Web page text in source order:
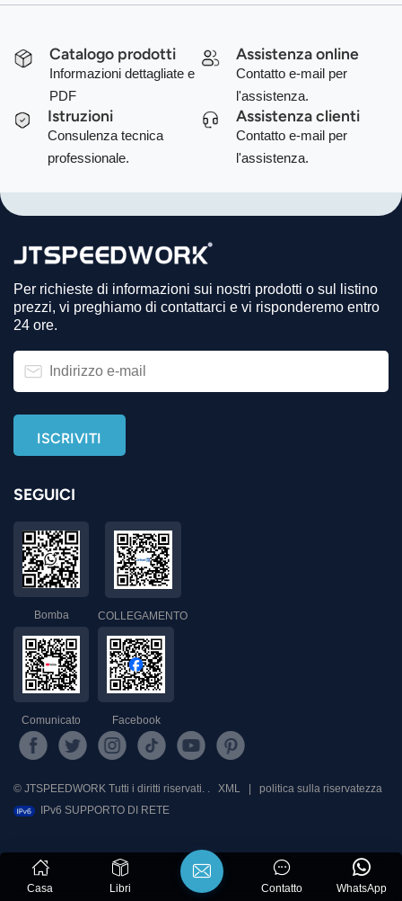
Catalogo prodotti
Informazioni dettagliate e
PDF
Assistenza online
Contatto e-mail per
l'assistenza.
Istruzioni
Consulenza tecnica
professionale.
Assistenza clienti
Contatto e-mail per
l'assistenza.
Per richieste di informazioni sui nostri prodotti o sul listino
prezzi, vi preghiamo di contattarci e vi risponderemo entro
24 ore.
SEGUICI
Bomba COLLEGAMENTO
Comunicato Facebook
© JTSPEEDWORK Tutti i diritti riservati. . XML
politica sulla riservatezza
IPv6 SUPPORTO DI RETE
Casa Libri WhatsApp
Contatto